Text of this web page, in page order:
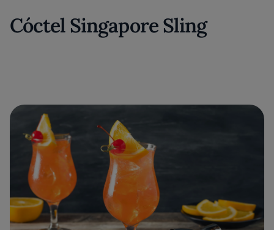
Cóctel Singapore Sling